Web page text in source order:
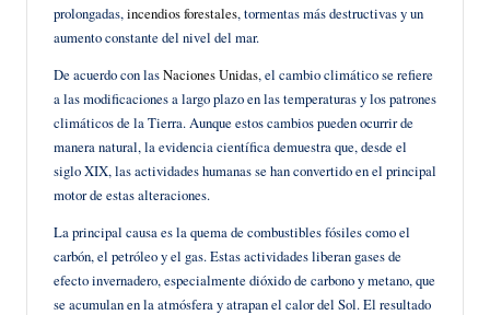
prolongadas,incendios forestales, tormentas más destructivas y un
aumento constante del nivel del mar.
De acuerdo con lasNaciones Unidas, el cambio climático se refiere
a las modificaciones a largo plazo en las temperaturas y los patrones
climáticos de la Tierra. Aunque estos cambios pueden ocurrir de
manera natural, la evidencia científica demuestra que, desde el
siglo XIX, las actividades humanas se han convertido en el principal
motor de estas alteraciones.
La principal causa es la quema de combustibles fósiles como el
carbón, el petróleo y el gas. Estas actividades liberan gases de
efecto invernadero, especialmente dióxido de carbono y metano, que
se acumulan en la atmósfera y atrapan el calor del Sol. El resultado